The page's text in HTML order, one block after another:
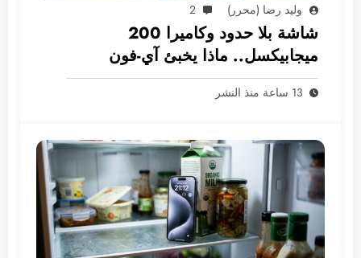
وليد رضا (محرر) 2
شاشة بلا حدود وكاميرا 200
ميجابيكسل.. ماذا يخبئ آي-فون
2028؟
13 ساعة منذ النشر